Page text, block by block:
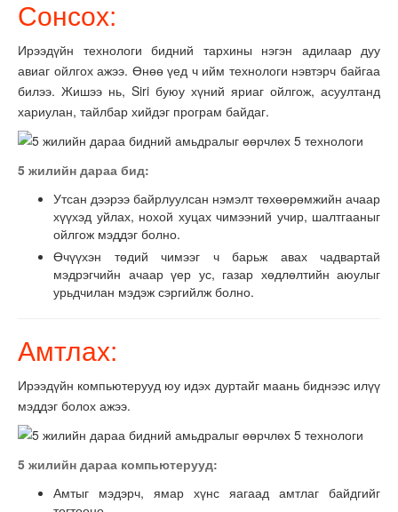
Сонсох:
Ирээдүйн технологи бидний тархины нэгэн адилаар дуу
авиаг ойлгох ажээ. Өнөө үед ч ийм технологи нэвтэрч байгаа
билээ. Жишээ нь, Siri буюу хүний яриаг ойлгож, асуултанд
хариулан, тайлбар хийдэг програм байдаг.
5 жилийн дараа бид:
Утсан дээрээ байрлуулсан нэмэлт төхөөрөмжийн ачаар
хүүхэд уйлах, нохой хуцах чимээний учир, шалтгааныг
ойлгож мэддэг болно.
Өчүүхэн төдий чимээг ч барьж авах чадвартай
мэдрэгчийн ачаар үер ус, газар хөдлөлтийн аюулыг
урьдчилан мэдэж сэргийлж болно.
Амтлах:
Ирээдүйн компьютерууд юу идэх дуртайг маань биднээс илүү
мэддэг болох ажээ.
5 жилийн дараа компьютерууд:
Амтыг мэдэрч, ямар хүнс яагаад амтлаг байдгийг